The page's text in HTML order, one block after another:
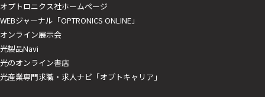
オプトロニクス社ホームページ
WEBジャーナル「OPTRONICS ONLINE」
オンライン展示会
光製品Navi
光のオンライン書店
光産業専門求職・求人ナビ「オプトキャリア」